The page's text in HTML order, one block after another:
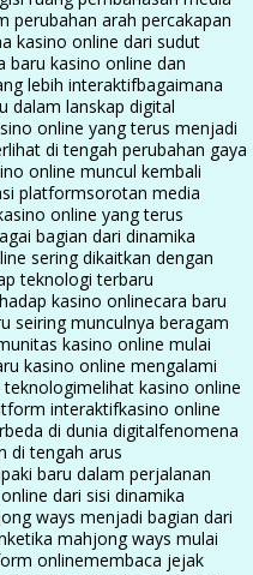
perubahan arah percakapan
kasino online dari sudut
baru kasino online dan
lebih interaktifbagaimana
dalam lanskap digital
online yang terus menjadi
di tengah perubahan gaya
online muncul kembali
platformsorotan media
online yang terus
bagian dari dinamika
sering dikaitkan dengan
teknologi terbaru
kasino onlinecara baru
seiring munculnya beragam
kasino online mulai
kasino online mengalami
teknologimelihat kasino online
interaktifkasino online
di dunia digitalfenomena
di tengah arus
baru dalam perjalanan
dari sisi dinamika
ways menjadi bagian dari
ketika mahjong ways mulai
onlinemembaca jejak